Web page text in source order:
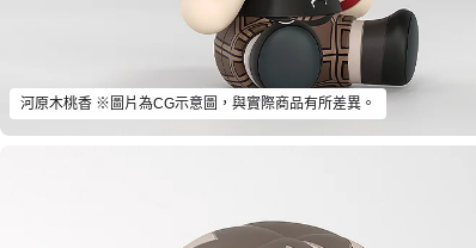
河原木桃香 ※圖片為CG示意圖，與實際商品有所差異。